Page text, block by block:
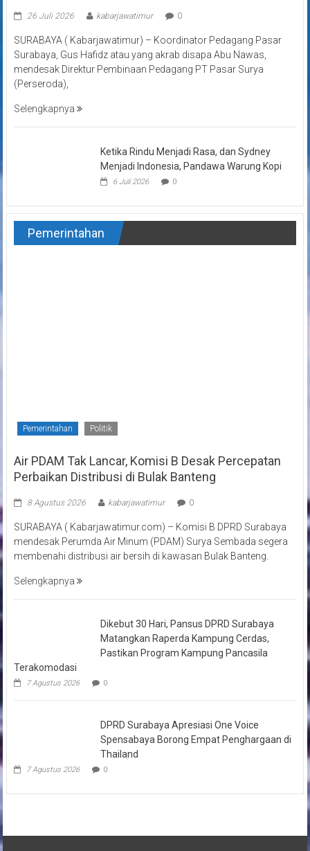
26 Juli 2026 kabarjawatimur 0
SURABAYA ( Kabarjawatimur) – Koordinator Pedagang Pasar
Surabaya, Gus Hafidz atau yang akrab disapa Abu Nawas,
mendesak Direktur Pembinaan Pedagang PT Pasar Surya
(Perseroda),
Selengkapnya
Ketika Rindu Menjadi Rasa, dan Sydney
Menjadi Indonesia, Pandawa Warung Kopi
6 Juli 2026 0
Pemerintahan
Pemerintahan Politik
Air PDAM Tak Lancar, Komisi B Desak Percepatan
Perbaikan Distribusi di Bulak Banteng
8 Agustus 2026 kabarjawatimur 0
SURABAYA ( Kabarjawatimur.com) – Komisi B DPRD Surabaya
mendesak Perumda Air Minum (PDAM) Surya Sembada segera
membenahi distribusi air bersih di kawasan Bulak Banteng.
Selengkapnya
Dikebut 30 Hari, Pansus DPRD Surabaya
Matangkan Raperda Kampung Cerdas,
Pastikan Program Kampung Pancasila
Terakomodasi
7 Agustus 2026 0
DPRD Surabaya Apresiasi One Voice
Spensabaya Borong Empat Penghargaan di
Thailand
7 Agustus 2026 0